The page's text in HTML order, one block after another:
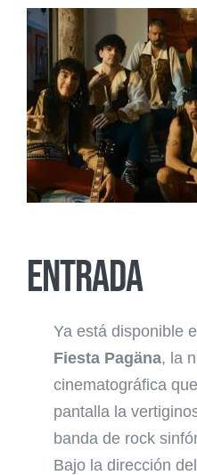
Entrada
Ya está disponible
Fiesta Pagäna, la
cinematográfica
pantalla la
banda de rock
Bajo la dirección